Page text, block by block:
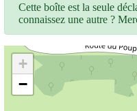
Cette boîte est la seule
connaissez une autre ?
+
−